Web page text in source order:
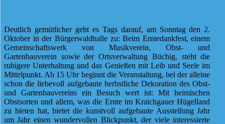
Deutlich gemütlicher geht es Tags darauf, am Sonntag den 2.
Oktober in der Bürgerwaldhalle zu: Beim Erntedankfest, einem
Gemeinschaftswerk von Musikverein, Obst- und
Gartenbauverein sowie der Ortsverwaltung Büchig, steht die
ruhigere Unterhaltung und das Genießen mit Leib und Seele im
Mittelpunkt. Ab 15 Uhr beginnt die Veranstaltung, bei der alleine
schon die liebevoll aufgebaute herbstliche Dekoration des Obst-
und Gartenbauvereins ein Besuch wert ist: Mit heimischen
Obstsorten und allem, was die Ernte im Kraichgauer Hügelland
zu bieten hat, bietet die kunstvoll aufgebaute Ausstellung Jahr
um Jahr einen wundervollen Blickpunkt, der viele interessierte